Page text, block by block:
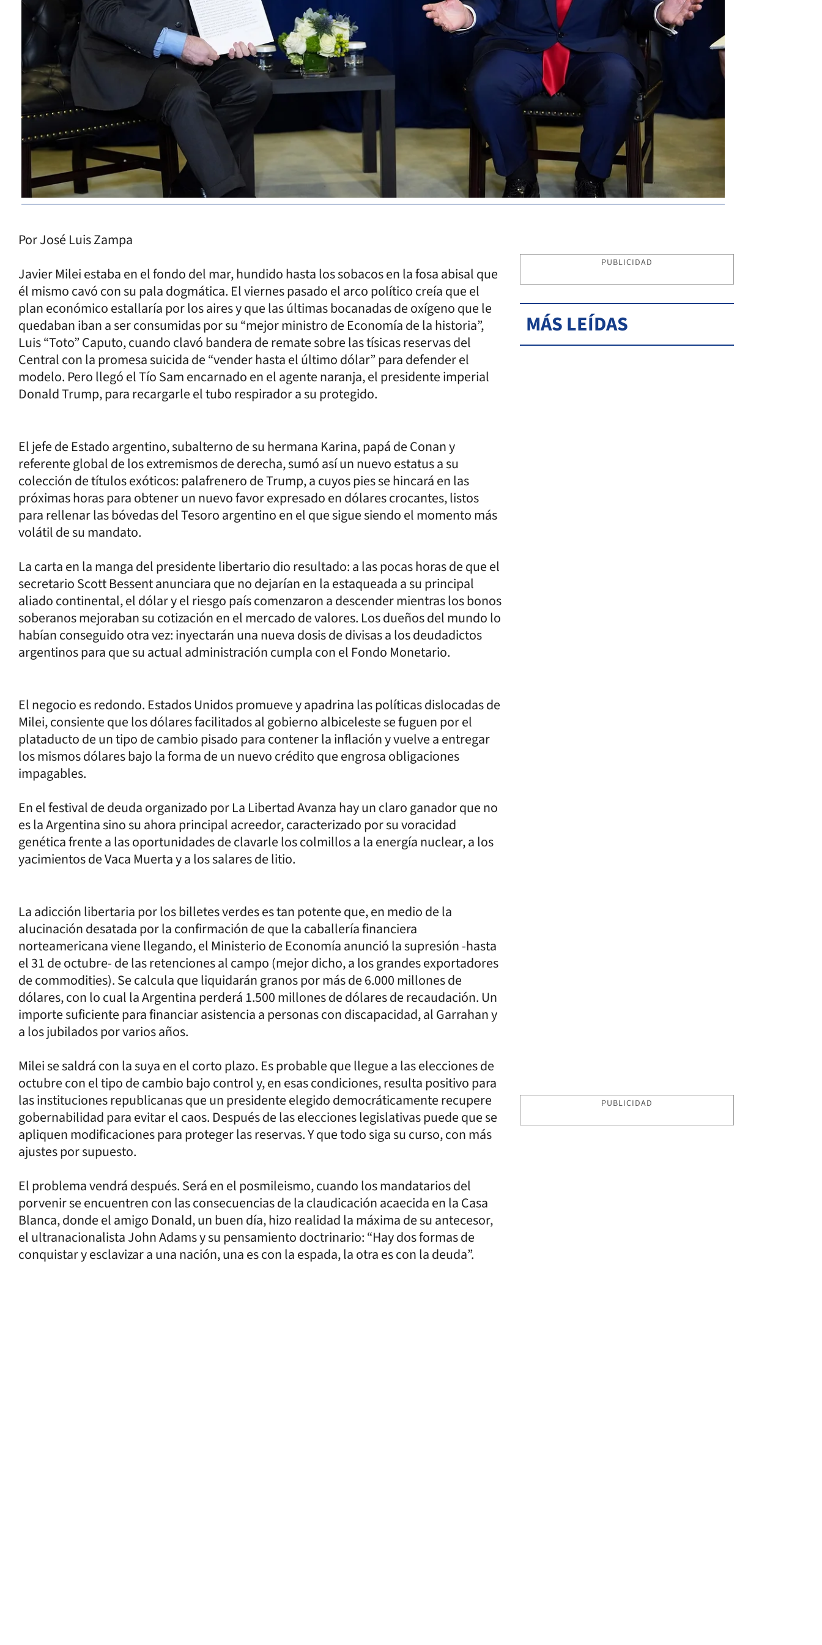
Por José Luis Zampa
Javier Milei estaba en el fondo del mar, hundido hasta los sobacos en la fosa abisal que
él mismo cavó con su pala dogmática. El viernes pasado el arco político creía que el
plan económico estallaría por los aires y que las últimas bocanadas de oxígeno que le
quedaban iban a ser consumidas por su “mejor ministro de Economía de la historia”,
Luis “Toto” Caputo, cuando clavó bandera de remate sobre las tísicas reservas del
Central con la promesa suicida de “vender hasta el último dólar” para defender el
modelo. Pero llegó el Tío Sam encarnado en el agente naranja, el presidente imperial
Donald Trump, para recargarle el tubo respirador a su protegido.
El jefe de Estado argentino, subalterno de su hermana Karina, papá de Conan y
referente global de los extremismos de derecha, sumó así un nuevo estatus a su
colección de títulos exóticos: palafrenero de Trump, a cuyos pies se hincará en las
próximas horas para obtener un nuevo favor expresado en dólares crocantes, listos
para rellenar las bóvedas del Tesoro argentino en el que sigue siendo el momento más
volátil de su mandato.
La carta en la manga del presidente libertario dio resultado: a las pocas horas de que el
secretario Scott Bessent anunciara que no dejarían en la estaqueada a su principal
aliado continental, el dólar y el riesgo país comenzaron a descender mientras los bonos
soberanos mejoraban su cotización en el mercado de valores. Los dueños del mundo lo
habían conseguido otra vez: inyectarán una nueva dosis de divisas a los deudadictos
argentinos para que su actual administración cumpla con el Fondo Monetario.
El negocio es redondo. Estados Unidos promueve y apadrina las políticas dislocadas de
Milei, consiente que los dólares facilitados al gobierno albiceleste se fuguen por el
plataducto de un tipo de cambio pisado para contener la inflación y vuelve a entregar
los mismos dólares bajo la forma de un nuevo crédito que engrosa obligaciones
impagables.
En el festival de deuda organizado por La Libertad Avanza hay un claro ganador que no
es la Argentina sino su ahora principal acreedor, caracterizado por su voracidad
genética frente a las oportunidades de clavarle los colmillos a la energía nuclear, a los
yacimientos de Vaca Muerta y a los salares de litio.
La adicción libertaria por los billetes verdes es tan potente que, en medio de la
alucinación desatada por la confirmación de que la caballería financiera
norteamericana viene llegando, el Ministerio de Economía anunció la supresión -hasta
el 31 de octubre- de las retenciones al campo (mejor dicho, a los grandes exportadores
de commodities). Se calcula que liquidarán granos por más de 6.000 millones de
dólares, con lo cual la Argentina perderá 1.500 millones de dólares de recaudación. Un
importe suficiente para financiar asistencia a personas con discapacidad, al Garrahan y
a los jubilados por varios años.
Milei se saldrá con la suya en el corto plazo. Es probable que llegue a las elecciones de
octubre con el tipo de cambio bajo control y, en esas condiciones, resulta positivo para
las instituciones republicanas que un presidente elegido democráticamente recupere
gobernabilidad para evitar el caos. Después de las elecciones legislativas puede que se
apliquen modificaciones para proteger las reservas. Y que todo siga su curso, con más
ajustes por supuesto.
El problema vendrá después. Será en el posmileismo, cuando los mandatarios del
porvenir se encuentren con las consecuencias de la claudicación acaecida en la Casa
Blanca, donde el amigo Donald, un buen día, hizo realidad la máxima de su antecesor,
el ultranacionalista John Adams y su pensamiento doctrinario: “Hay dos formas de
conquistar y esclavizar a una nación, una es con la espada, la otra es con la deuda”.
PUBLICIDAD
MÁS LEÍDAS
PUBLICIDAD